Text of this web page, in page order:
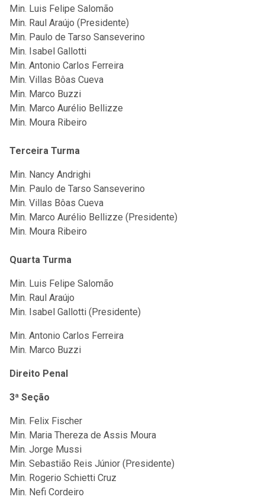
Min. Luis Felipe Salomão
Min. Raul Araújo (Presidente)
Min. Paulo de Tarso Sanseverino
Min. Isabel Gallotti
Min. Antonio Carlos Ferreira
Min. Villas Bôas Cueva
Min. Marco Buzzi
Min. Marco Aurélio Bellizze
Min. Moura Ribeiro
Terceira Turma
Min. Nancy Andrighi
Min. Paulo de Tarso Sanseverino
Min. Villas Bôas Cueva
Min. Marco Aurélio Bellizze (Presidente)
Min. Moura Ribeiro
Quarta Turma
Min. Luis Felipe Salomão
Min. Raul Araújo
Min. Isabel Gallotti (Presidente)
Min. Antonio Carlos Ferreira
Min. Marco Buzzi
Direito Penal
3ª Seção
Min. Felix Fischer
Min. Maria Thereza de Assis Moura
Min. Jorge Mussi
Min. Sebastião Reis Júnior (Presidente)
Min. Rogerio Schietti Cruz
Min. Nefi Cordeiro